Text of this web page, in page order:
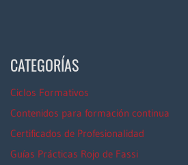
CATEGORÍAS
Ciclos Formativos
Contenidos para formación continua
Certificados de Profesionalidad
Guías Prácticas Rojo de Fassi